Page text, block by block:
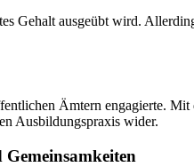
Gehalt ausgeübt wird.
Ämtern engagierte.
Ausbildungspraxis wider.